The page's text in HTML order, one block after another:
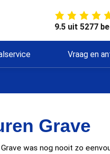
9.5 uit 5277
Vraag en
Grave
was nog nooit zo